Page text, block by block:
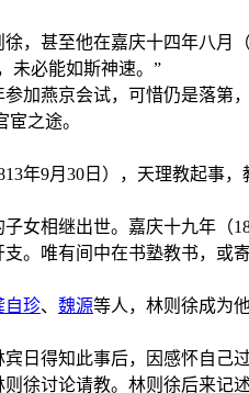
，甚至他在嘉庆十四年八月
未必能如斯神速。”
加燕京会试，可惜仍是落第
宦之途。
年9月30日），天理教起事
女相继出世。嘉庆十九年（
。唯有间中在书塾教书，或
自珍、 魏源等人，林则徐成为
日得知此事后，因感怀自
徐讨论请教。林则徐后来记